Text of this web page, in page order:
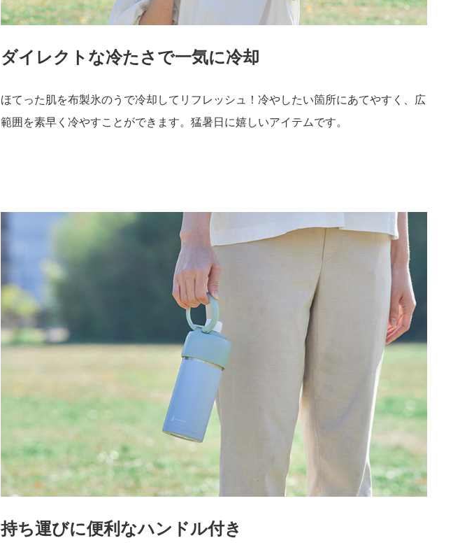
ダイレクトな冷たさで一気に冷却
ほてった肌を布製氷のうで冷却してリフレッシュ！冷やしたい箇所にあてやすく、広
範囲を素早く冷やすことができます。猛暑日に嬉しいアイテムです。
持ち運びに便利なハンドル付き